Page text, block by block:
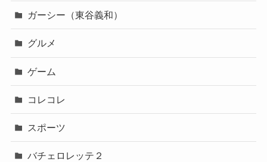
ガーシー（東谷義和）
グルメ
ゲーム
コレコレ
スポーツ
バチェロレッテ２